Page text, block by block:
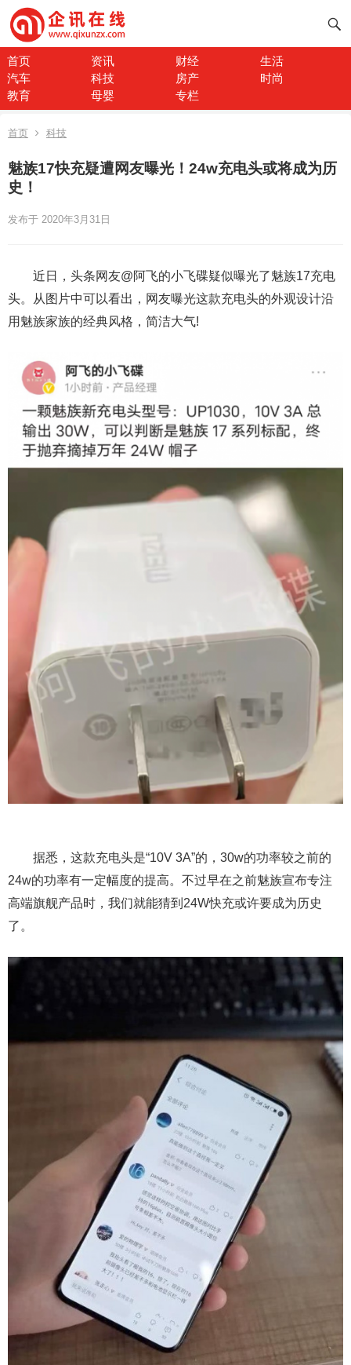
首页 资讯 财经
生活
汽车
科技 房产
时尚
教育
母婴 专栏
首页 科技
魅族17快充疑遭网友曝光！24w充电头或将成为历
史！
发布于 2020年3月31日
近日，头条网友@阿飞的小飞碟疑似曝光了魅族17充电
头。从图片中可以看出，网友曝光这款充电头的外观设计沿
用魅族家族的经典风格，简洁大气!
据悉，这款充电头是“10V 3A”的，30w的功率较之前的
24w的功率有一定幅度的提高。不过早在之前魅族宣布专注
高端旗舰产品时，我们就能猜到24W快充或许要成为历史
了。